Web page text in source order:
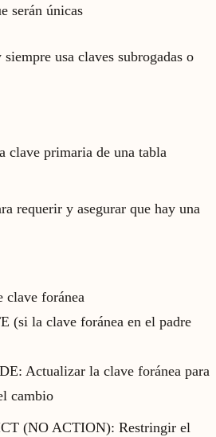
serán únicas
siempre usa claves subrogadas o
clave primaria de una tabla
requerir y asegurar que hay una
clave foránea
(si la clave foránea en el padre
Actualizar la clave foránea para
cambio
(NO ACTION): Restringir el